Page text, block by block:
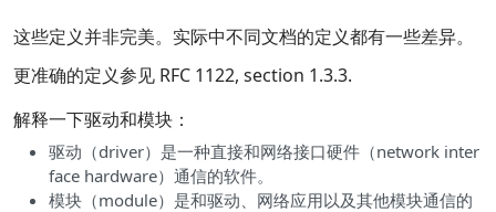
这些定义并非完美。实际中不同文档的定义都有一些差异。
更准确的定义参见 RFC 1122, section 1.3.3.
解释一下驱动和模块：
驱动（driver）是一种直接和网络接口硬件（network inter
face hardware）通信的软件。
模块（module）是和驱动、网络应用以及其他模块通信的